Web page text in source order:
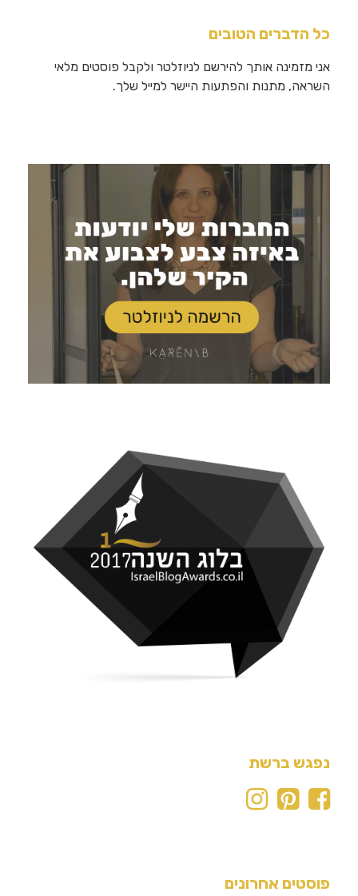
כל הדברים הטובים
אני מזמינה אותך להירשם לניוזלטר ולקבל פוסטים מלאי
השראה, מתנות והפתעות היישר למייל שלך.
נפגש ברשת
פוסטים אחרונים